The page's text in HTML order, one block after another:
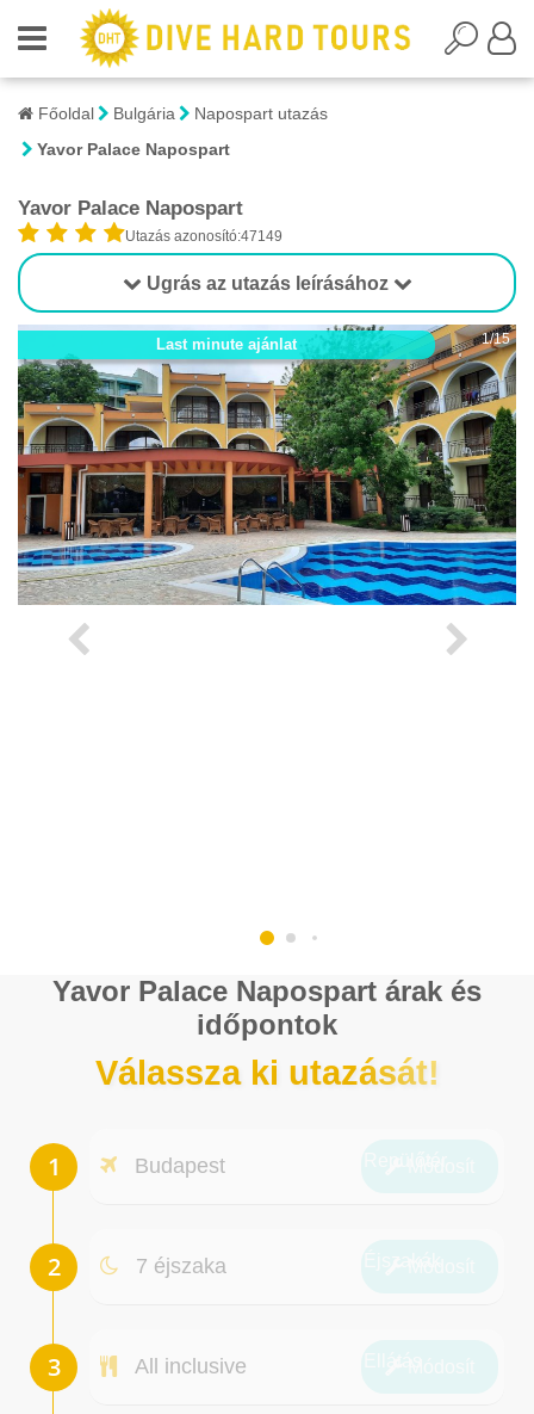
Főoldal Bulgária
Napospart utazás
Yavor Palace Napospart
Yavor Palace Napospart
Utazás azonosító:47149
Ugrás az utazás leírásához
1/15
Last minute ajánlat
Yavor Palace Napospart árak és
időpontok
Válassza ki utazását!
Budapest
7 éjszaka
All inclusive